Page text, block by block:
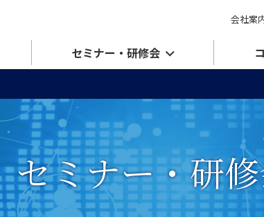
会社案
セミナー・研修会
セミナー・研